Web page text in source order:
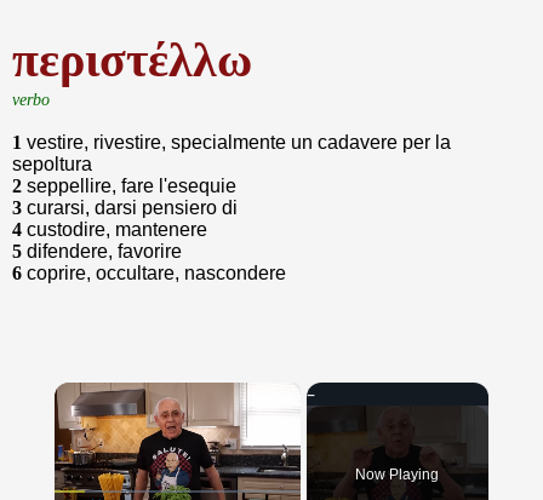
περιστέλλω
verbo
1 vestire, rivestire, specialmente un cadavere per la
sepoltura
2 seppellire, fare l'esequie
3 curarsi, darsi pensiero di
4 custodire, mantenere
5 difendere, favorire
6 coprire, occultare, nascondere
Now Playing